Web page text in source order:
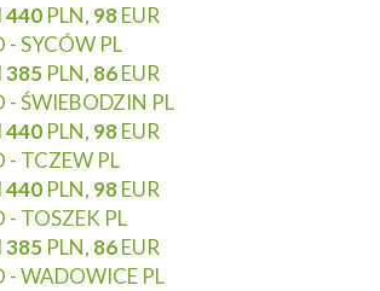
440 PLN, 98EUR
- SYCÓW PL
385 PLN, 86EUR
- ŚWIEBODZIN PL
440 PLN, 98EUR
- TCZEW PL
440 PLN, 98EUR
- TOSZEK PL
385 PLN, 86EUR
- WADOWICE PL